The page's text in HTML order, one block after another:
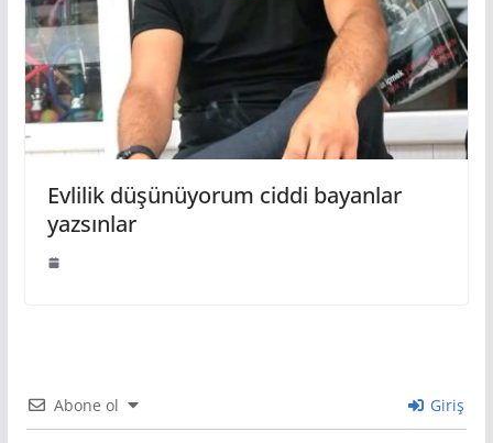
Evlilik düşünüyorum ciddi bayanlar
yazsınlar
Abone ol Giriş